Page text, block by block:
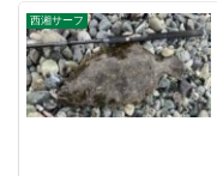
西湘サーフ